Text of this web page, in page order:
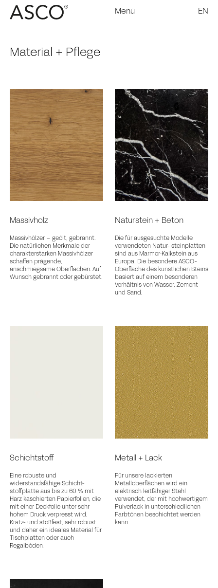
Menü EN
Material + Pflege
Massivholz
Massivhölzer – geölt, gebrannt.
Die natürlichen Merkmale der
charakterstarken Massivhölzer
schaffen prägende,
anschmiegsame Oberflächen. Auf
Wunsch gebrannt oder gebürstet.
Naturstein + Beton
Die für ausgesuchte Modelle
verwendeten Natur- steinplatten
sind aus Marmor-Kalkstein aus
Europa. Die besondere ASCO-
Oberfläche des künstlichen Steins
basiert auf einem besonderen
Verhältnis von Wasser, Zement
und Sand.
Schichtstoff
Eine robuste und
widerstandsfähige Schicht-
stoffplatte aus bis zu 60 % mit
Harz kaschierten Papierfolien, die
mit einer Deckfolie unter sehr
hohem Druck verpresst wird.
Kratz- und stoßfest, sehr robust
und daher ein ideales Material für
Tischplatten oder auch
Regalböden.
Metall + Lack
Für unsere lackierten
Metalloberflächen wird ein
elektrisch leitfähiger Stahl
verwendet, der mit hochwertigem
Pulverlack in unterschiedlichen
Farbtönen beschichtet werden
kann.